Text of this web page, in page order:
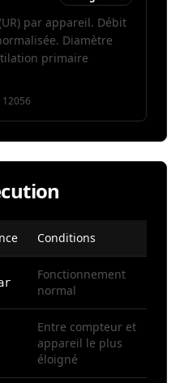
par appareil. Débit
Diamètre
primaire
12056
Conditions
Fonctionnement
normal
Entre compteur et
appareil le plus
éloigné